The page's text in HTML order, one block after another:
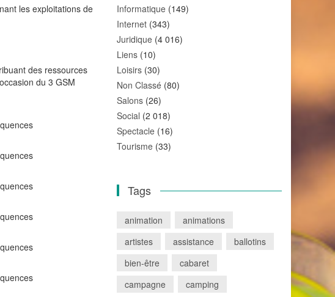
les exploitations de
des ressources
du 3 GSM
Informatique (149)
Internet (343)
Juridique (4 016)
Liens (10)
Loisirs (30)
Non Classé (80)
Salons (26)
Social (2 018)
Spectacle (16)
Tourisme (33)
Tags
animation
animations
artistes
assistance
ballotins
bien-être
cabaret
campagne
camping